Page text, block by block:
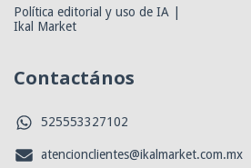
Política editorial y uso de IA |
Ikal Market
Contactános
525553327102
atencionclientes@ikalmarket.com.mx